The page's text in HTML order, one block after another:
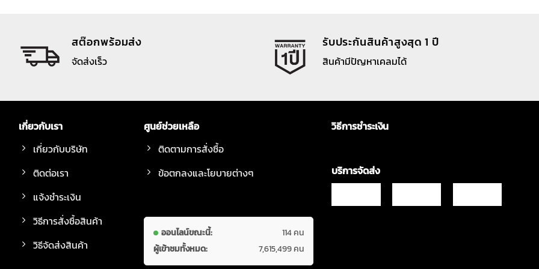
สต๊อกพร้อมส่ง
จัดส่งเร็ว
รับประกันสินค้าสูงสุด 1 ปี
สินค้ามีปัญหาเคลมได้
เกี่ยวกับเรา
เกี่ยวกับบริษัท
ติดต่อเรา
แจ้งชำระเงิน
วิธีการสั่งซื้อสินค้า
วิธีจัดส่งสินค้า
ศูนย์ช่วยเหลือ
ติดตามการสั่งซื้อ
ข้อตกลงและโยบายต่างๆ
ออนไลน์ขณะนี้:
114 คน
ผู้เข้าชมทั้งหมด:
7,615,499 คน
วิธีการชำระเงิน
บริการจัดส่ง